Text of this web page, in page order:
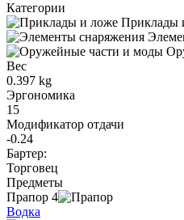
Категории
Приклады
Вес
0.397 kg
Эргономика
15
Модификатор отдачи
-0.24
Бартер:
Торговец
Предметы
Прапор 4
Водка